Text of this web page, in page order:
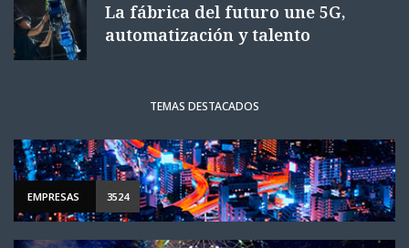
La fábrica del futuro une 5G,
automatización y talento
TEMAS DESTACADOS
EMPRESAS 3524